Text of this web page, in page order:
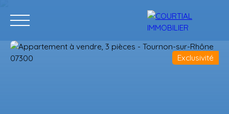
Exclusivité